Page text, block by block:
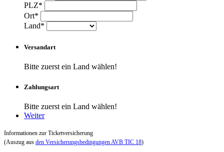
PLZ*
Ort*
Land*
Versandart
Bitte zuerst ein Land wählen!
Zahlungsart
Bitte zuerst ein Land wählen!
Weiter
Informationen zur Ticketversicherung
(Auszug aus den Versicherungsbedingungen AVB TIC 18)